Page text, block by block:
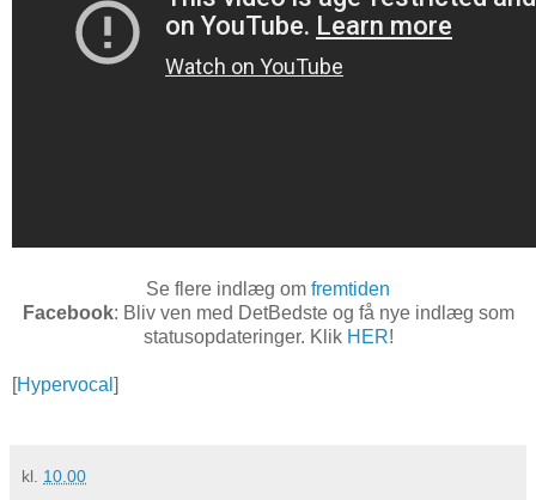
Se flere indlæg om fremtiden
Facebook: Bliv ven med DetBedste og få nye indlæg som
statusopdateringer. Klik HER!
[Hypervocal ]
kl. 10.00